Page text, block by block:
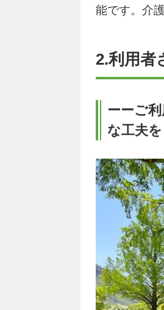
能です。介
2.利用者
ーーご
な工夫